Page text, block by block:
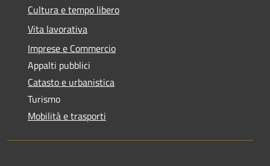
Cultura e tempo libero
Vita lavorativa
Imprese e Commercio
Appalti pubblici
Catasto e urbanistica
Turismo
Mobilità e trasporti